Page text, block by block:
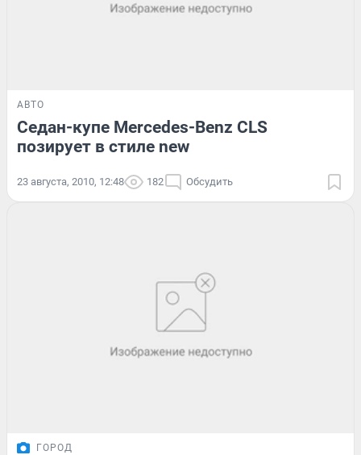
АВТО
Седан-купе Mercedes-Benz CLS
позирует в стиле new
23 августа, 2010, 12:48 182 Обсудить
ГОРОД